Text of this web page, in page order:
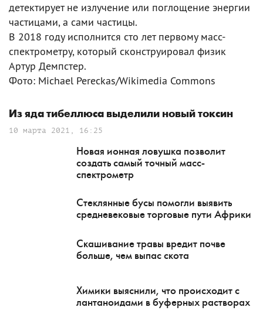
детектирует не излучение или поглощение энергии
частицами, а сами частицы.
В 2018 году исполнится сто лет первому масс-
спектрометру, который сконструировал физик
Артур Демпстер.
Фото: Michael Pereckas/Wikimedia Commons
Из яда тибеллюса выделили новый токсин
10 марта 2021, 16:25
Новая ионная ловушка позволит
создать самый точный масс-
спектрометр
Стеклянные бусы помогли выявить
средневековые торговые пути Африки
Скашивание травы вредит почве
больше, чем выпас скота
Химики выяснили, что происходит с
лантаноидами в буферных растворах